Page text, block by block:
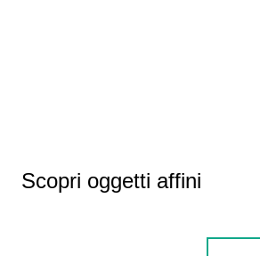
Scopri oggetti affini